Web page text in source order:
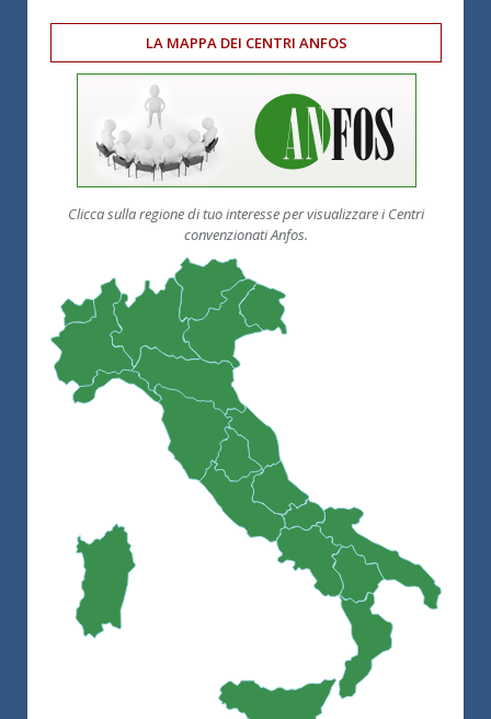
LA MAPPA DEI CENTRI ANFOS
Clicca sulla regione di tuo interesse per visualizzare i Centri
convenzionati Anfos.